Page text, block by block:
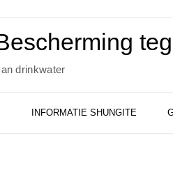
drinkwater
INFORMATIE SHUNGITE